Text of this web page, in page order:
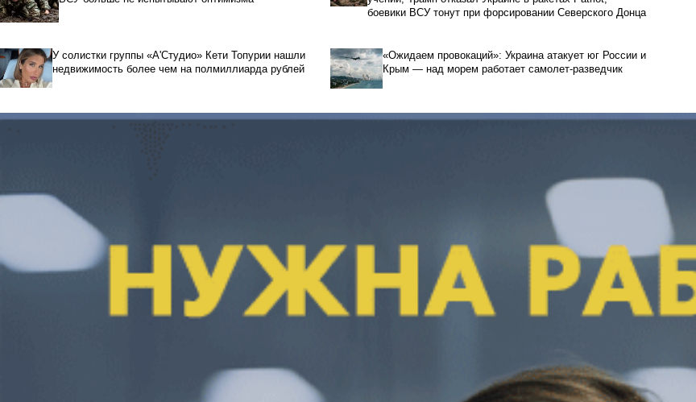
боевики ВСУ тонут при форсировании Северского Донца
У солистки группы «А'Студио» Кети Топурии нашли
недвижимость более чем на полмиллиарда рублей
«Ожидаем провокаций»: Украина атакует юг России и
Крым — над морем работает самолет-разведчик